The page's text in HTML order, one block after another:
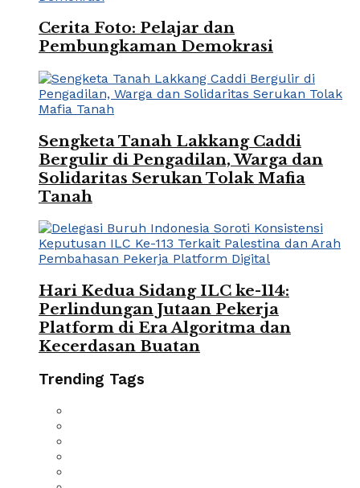
Cerita Foto: Pelajar dan
Pembungkaman Demokrasi
Sengketa Tanah Lakkang Caddi
Bergulir di Pengadilan, Warga dan
Solidaritas Serukan Tolak Mafia
Tanah
Hari Kedua Sidang ILC ke-114:
Perlindungan Jutaan Pekerja
Platform di Era Algoritma dan
Kecerdasan Buatan
Trending Tags